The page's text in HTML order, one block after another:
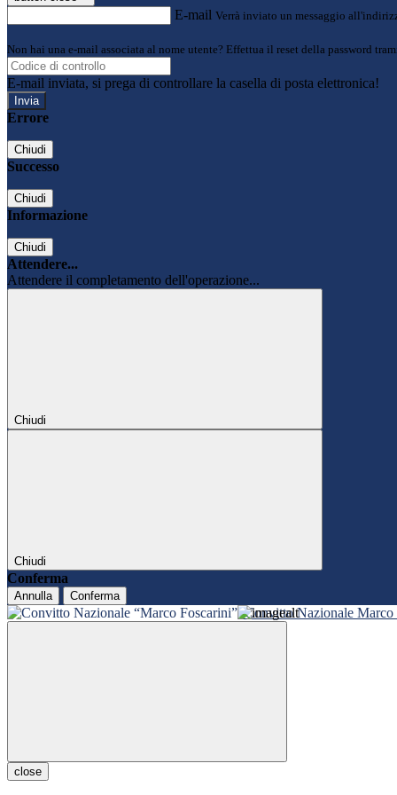
E-mail Verrà inviato un messaggio
Non hai una e-mail associata al nome utente? Effettua il reset della password
E-mail inviata, si prega di controllare la casella di posta elettronica!
Errore
Chiudi
Successo
Chiudi
Informazione
Chiudi
Attendere...
Attendere il completamento dell'operazione...
Chiudi
Chiudi
Conferma
Annulla Conferma
Convitto Nazionale Marco
close